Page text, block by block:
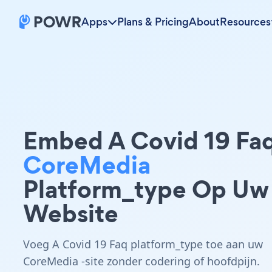
Apps Plans & PricingAboutResources
Embed A Covid 19
CoreMedia
Platform_type Op Uw
Website
Voeg A Covid 19 Faq platform_type toe aan uw
CoreMedia -site zonder codering of hoofdpijn.